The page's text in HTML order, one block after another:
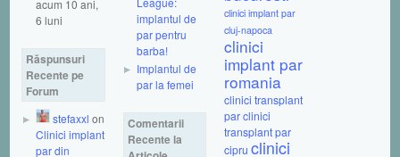
acum 10 ani,
6 luni
Răspunsuri
Recente pe
Forum
stefaxxl on
Clinici implant
par din
implantul de
par pentru
barba!
Implantul de
par la femei
Comentarii
Recente la
clinici implant par
cluj-napoca
clinici
implant par
romania
clinici transplant
parclinici
transplant par
cipru clinici